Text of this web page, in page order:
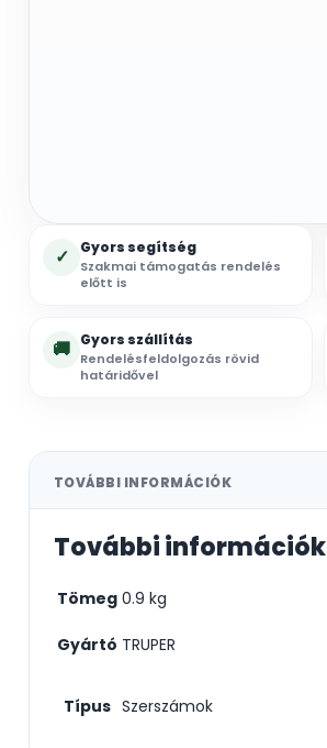
✓ Gyors segítség
Szakmai támogatás rendelés
előtt is
🚚 Gyors szállítás
Rendelésfeldolgozás rövid
határidővel
TOVÁBBI INFORMÁCIÓK
További információk
Tömeg 0.9 kg
Gyártó TRUPER
Típus Szerszámok